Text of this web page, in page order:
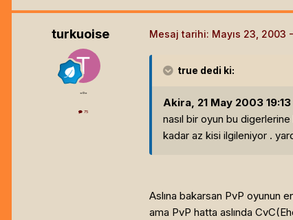
turkuoise
=o=
75
Mesaj tarihi: Mayıs 23, 2003
true dedi ki:
Akira, 21 May 2003
nasıl bir oyun bu
kadar az kisi ilgileniyor .
Aslına bakarsan PvP oyunun
ama PvP hatta aslında